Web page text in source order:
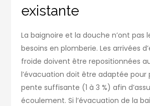
existante
La baignoire et la douche n’ont pas
besoins en plomberie. Les arrivées
froide doivent être repositionnées
l’évacuation doit être adaptée
pente suffisante (1 à 3 %) afin
écoulement. Si l’évacuation de la